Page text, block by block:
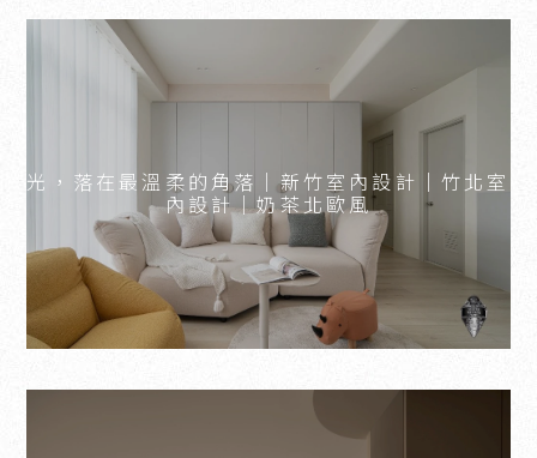
光，落在最溫柔的角落｜新竹室內設計｜竹北室
內設計｜奶茶北歐風